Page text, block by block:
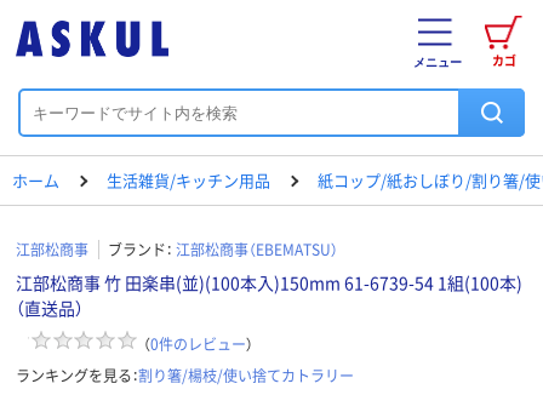
カゴ
メニュー
ホーム 生活雑貨/キッチン用品 紙コップ/紙おしぼり/割り箸/
江部松商事 ブランド： 江部松商事（EBEMATSU）
江部松商事 竹 田楽串(並)(100本入)150mm 61-6739-54 1組(100本)
（直送品）
（0件のレビュー）
ランキングを見る：割り箸/楊枝/使い捨てカトラリー